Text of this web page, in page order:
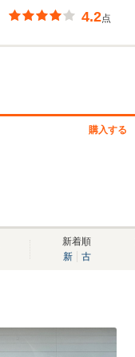
4.2点
購入する
新着順
新
古